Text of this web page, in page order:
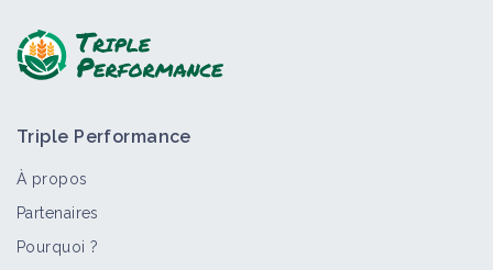
Triple Performance
À propos
Partenaires
Pourquoi ?